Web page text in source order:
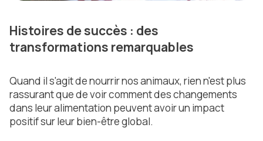
Histoires de succès : des
transformations remarquables
Quand il s'agit de nourrir nos animaux, rien n'est plus
rassurant que de voir comment des changements
dans leur alimentation peuvent avoir un impact
positif sur leur bien-être global.